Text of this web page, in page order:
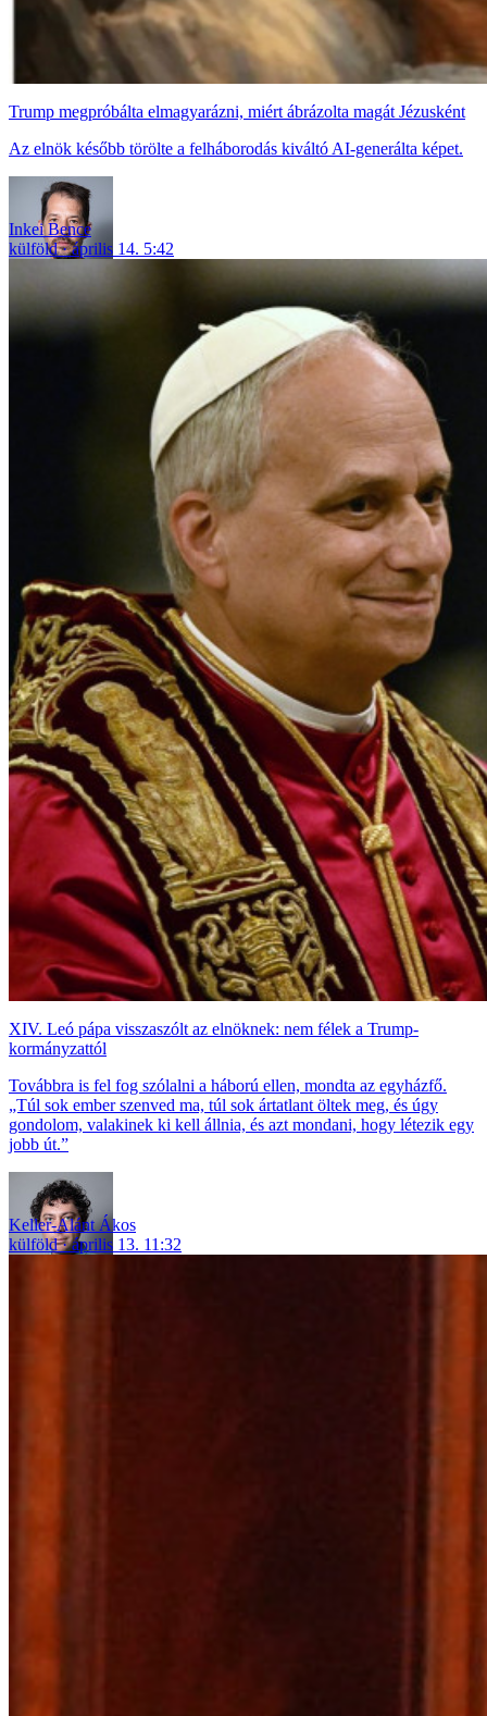
Trump megpróbálta elmagyarázni, miért ábrázolta magát Jézusként
Az elnök később törölte a felháborodás kiváltó AI-generálta képet.
Inkei Bence
külföld
április 14. 5:42
XIV. Leó pápa visszaszólt az elnöknek: nem félek a Trump-
kormányzattól
Továbbra is fel fog szólalni a háború ellen, mondta az egyházfő.
„Túl sok ember szenved ma, túl sok ártatlant öltek meg, és úgy
gondolom, valakinek ki kell állnia, és azt mondani, hogy létezik egy
jobb út.”
Keller-Alánt Ákos
külföld
április 13. 11:32